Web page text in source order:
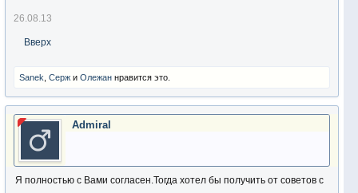
26.08.13
Вверх
Sanek Серж и Олежан нравится это.
Admiral
Я полностью с Вами согласен.Тогда хотел бы получить от советов с